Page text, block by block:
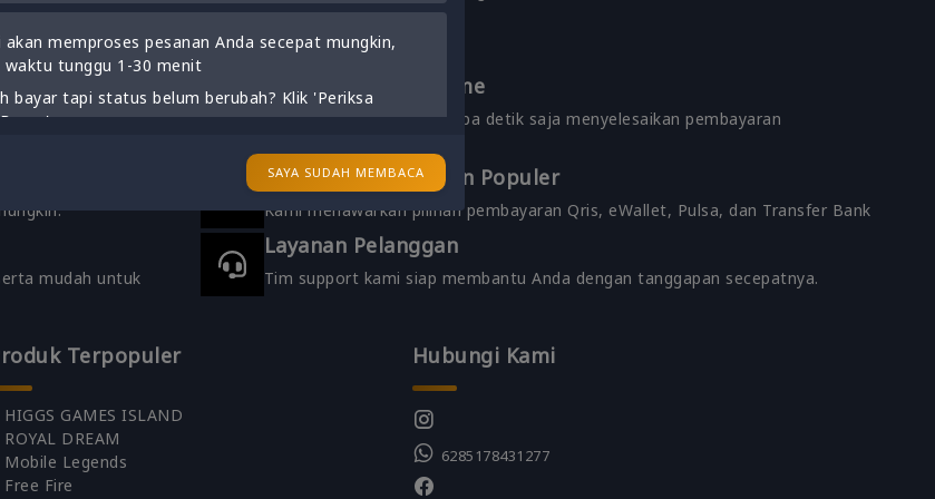
memproses pesanan Anda secepat mungkin,
waktu tunggu 1-30 menit
bayar tapi status belum berubah? Klik 'Periksa
ScreenShot / Simpan Nomor Invoice Pembelian
SAYA SUDAH MEMBACA
ke Whatsapp
Pembayaran Realtime
Hanya dibutuhkan beberapa detik saja menyelesaikan pembayaran
Metode Pembayaran Populer
Kami menawarkan pilihan pembayaran Qris, eWallet, Pulsa, dan Transfer Bank
mudah untuk
Layanan Pelanggan
Tim support kami siap membantu Anda dengan tanggapan secepatnya.
Terpopuler
HIGGS GAMES ISLAND
ROYAL DREAM
Mobile Legends
Free Fire
Hubungi Kami
6285178431277